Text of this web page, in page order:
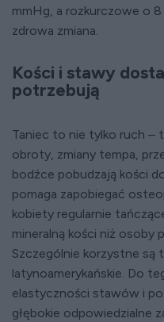
mmHg, a rozkurczowe o
zdrowa zmiana.
Kości i stawy
potrzebują
Taniec to nie tylko ruch –
obroty, zmiany tempa,
bodźce pobudzają kości
pomaga zapobiegać
kobiety regularnie
mineralną kości niż osoby
Szczególnie korzystne są
latynoamerykańskie. Do
elastyczności stawów i
głębokie odpowiedzialne